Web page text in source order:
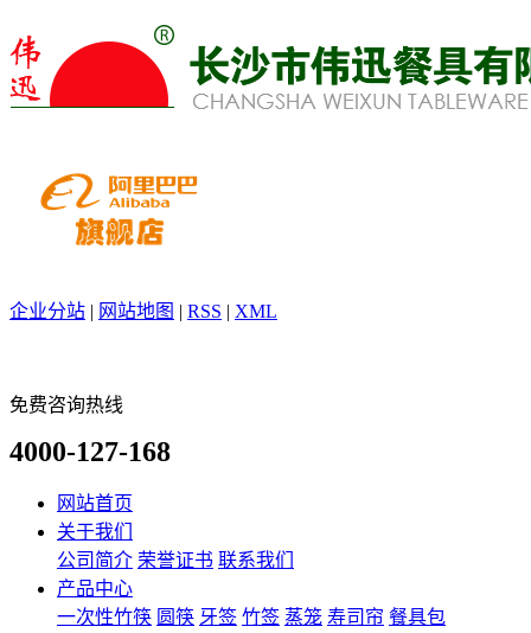
企业分站 | 网站地图 | RSS | XML
免费咨询热线
4000-127-168
网站首页
关于我们
公司简介 荣誉证书 联系我们
产品中心
一次性竹筷 圆筷 牙签 竹签 蒸笼 寿司帘 餐具包